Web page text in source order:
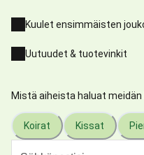
Kuulet ensimmäisten
Uutuudet & tuotevinkit
Mistä aiheista haluat
Koirat Kissat